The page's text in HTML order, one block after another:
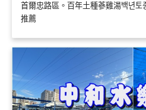
首爾忠路區。百年土種蔘雞湯백년토
推薦